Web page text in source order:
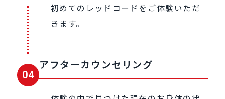
初めてのレッドコードをご体験いただ
きます。
04
アフターカウンセリング